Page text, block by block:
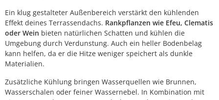
Ein klug gestalteter Außenbereich verstärkt den kühlenden
Effekt deines Terrassendachs. Rankpflanzen wie Efeu, Clematis
oder Wein bieten natürlichen Schatten und kühlen die
Umgebung durch Verdunstung. Auch ein heller Bodenbelag
kann helfen, da er die Hitze weniger speichert als dunkle
Materialien.
Zusätzliche Kühlung bringen Wasserquellen wie Brunnen,
Wasserschalen oder feiner Wassernebel. In Kombination mit